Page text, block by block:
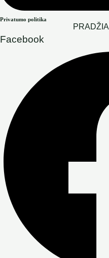
Privatumo politika
PRADŽIA
Facebook